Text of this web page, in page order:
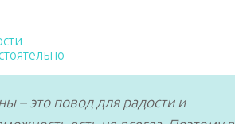
– это повод для радости и